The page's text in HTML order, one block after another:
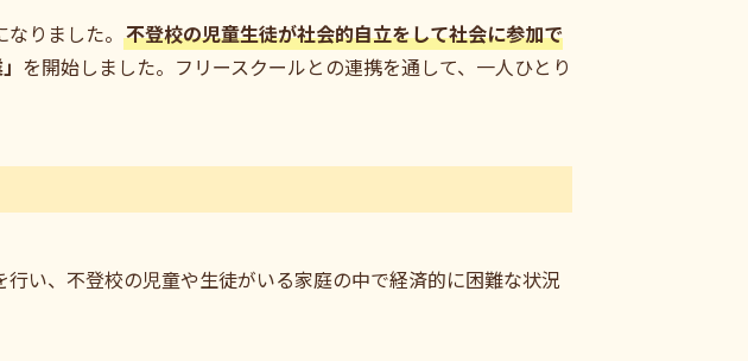
りました。 不登校の児童生徒が社会的自立をして社会に参加で
を開始しました。フリースクールとの連携を通して、一人ひとり
い、不登校の児童や生徒がいる家庭の中で経済的に困難な状況